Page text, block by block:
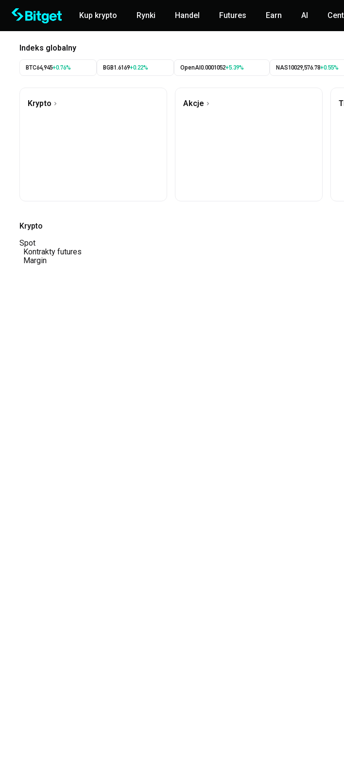
Kup krypto Rynki Handel Futures Earn AI
Indeks globalny
BTC64,945+0.76% BGB1.6169+0.22% OpenAI 0.0001052+5.39% NAS10029,576.78+0.55%
Krypto Akcje
Krypto
Spot
Kontrakty futures
Margin